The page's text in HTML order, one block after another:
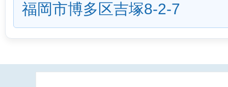
福岡市博多区吉塚8-2-7